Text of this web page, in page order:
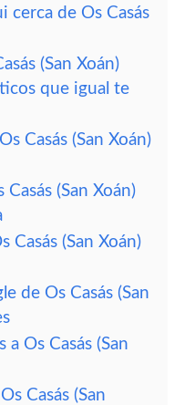
cerca de Os Casás
(San Xoán)
que igual te
Casás (San Xoán)
(San Xoán)
Casás (San Xoán)
de Os Casás (San
a Os Casás (San
Casás (San